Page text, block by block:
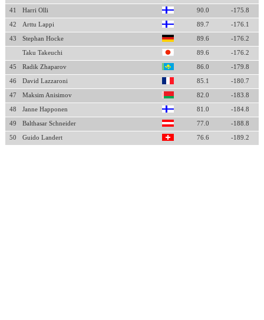
41 Harri Olli 90.0 -175.8
42 Arttu Lappi 89.7 -176.1
43 Stephan Hocke 89.6 -176.2
Taku Takeuchi 89.6 -176.2
45 Radik Zhaparov 86.0 -179.8
46 David Lazzaroni 85.1 -180.7
47 Maksim Anisimov 82.0 -183.8
48 Janne Happonen 81.0 -184.8
49 Balthasar Schneider 77.0 -188.8
50 Guido Landert 76.6 -189.2